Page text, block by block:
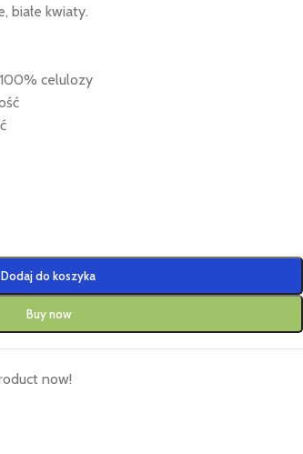
białe kwiaty.
celulozy
Dodaj do koszyka
Buy now
now!